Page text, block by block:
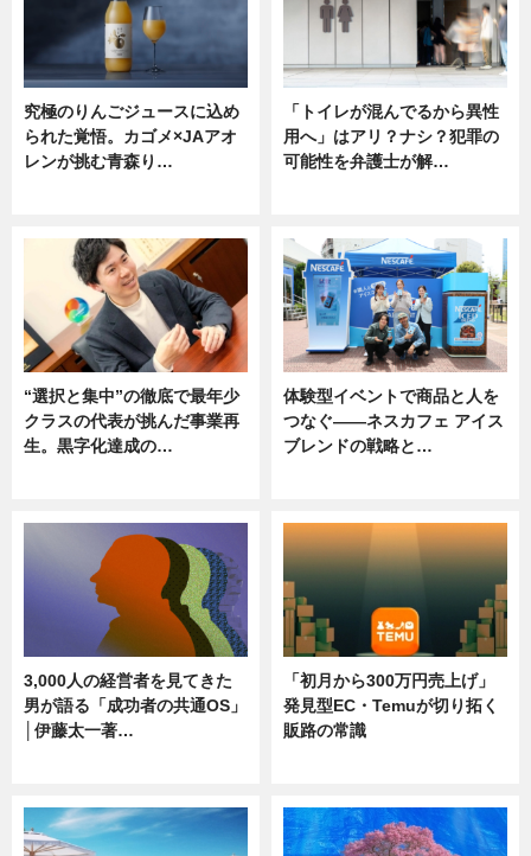
究極のりんごジュースに込め
られた覚悟。カゴメ×JAアオ
レンが挑む青森り…
「トイレが混んでるから異性
用へ」はアリ？ナシ？犯罪の
可能性を弁護士が解…
“選択と集中”の徹底で最年少
クラスの代表が挑んだ事業再
生。黒字化達成の…
体験型イベントで商品と人を
つなぐ――ネスカフェ アイス
ブレンドの戦略と…
3,000人の経営者を見てきた
男が語る「成功者の共通OS」
│伊藤太一著…
「初月から300万円売上げ」
発見型EC・Temuが切り拓く
販路の常識